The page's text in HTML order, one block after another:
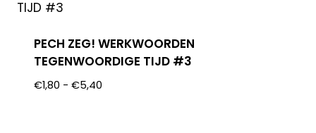
PECH ZEG! WERKWOORDEN
TEGENWOORDIGE TIJD #3
€1,80 - €5,40